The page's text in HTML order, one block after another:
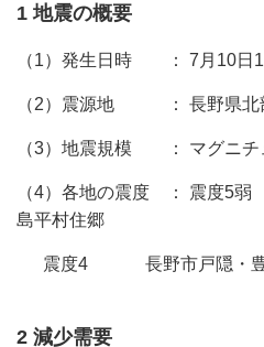
1 地震の概要
（1）発生日時 ： 7月10日
（2）震源地 ： 長野県北
（3）地震規模 ： マグニ
（4）各地の震度 ： 震度5
島平村住郷
震度4 長野市戸隠・豊
2 減少需要